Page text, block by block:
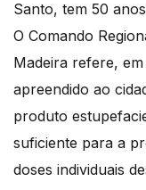
Santo, tem 50
O Comando
Madeira refere,
apreendido ao
produto
suficiente para a
doses individuais